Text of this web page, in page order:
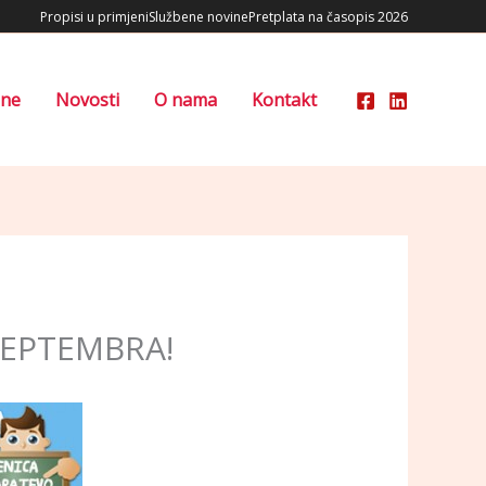
Propisi u primjeniSlužbene novinePretplata na časopis 2026
Novosti O nama Kontakt